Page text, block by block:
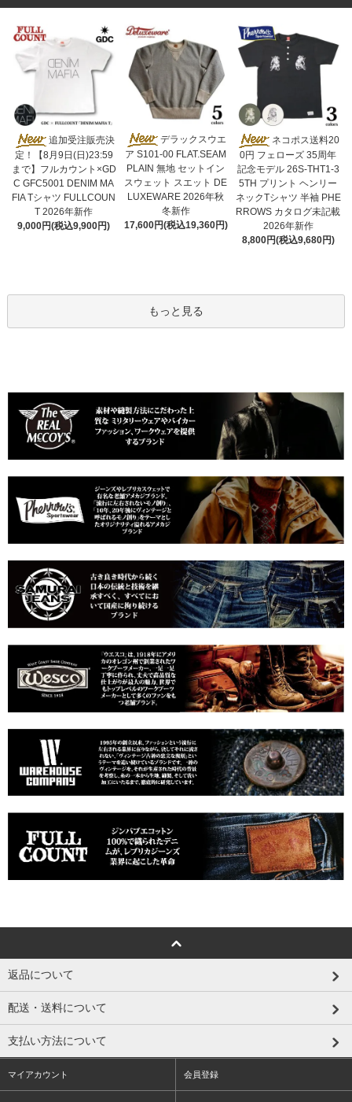
追加受注販売決
定！【8月9日(日)23:59
まで】フルカウント×GD
C GFC5001 DENIM MA
FIA Tシャツ FULLCOUN
T 2026年新作
9,000円(税込9,900円)
デラックスウエ
ア S101-00 FLAT.SEAM
PLAIN 無地 セットイン
スウェット スエット DE
LUXEWARE 2026年秋
冬新作
17,600円(税込19,360円)
ネコポス送料20
0円 フェローズ 35周年
記念モデル 26S-THT1-3
5TH プリント ヘンリー
ネックTシャツ 半袖 PHE
RROWS カタログ未記載
2026年新作
8,800円(税込9,680円)
もっと見る
返品について
配送・送料について
支払い方法について
マイアカウント 会員登録